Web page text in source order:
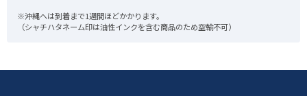
※沖縄へは到着まで1週間ほどかかります。
（シャチハタネーム印は油性インクを含む商品のため空輸不可）